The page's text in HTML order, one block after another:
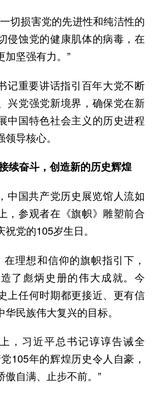
切损害党的先进性和纯洁性的
侵蚀党的健康肌体的病毒，在
加坚强有力。”
记重要讲话指引百年大党不断
兴党强党新境界，确保党在新
中国特色社会主义的历史进程
导核心。
续奋斗，创造新的历史辉煌
中国共产党历史展览馆人流如
，参观者在《旗帜》雕塑前合
党的105岁生日。
在理想和信仰的旗帜指引下，
了彪炳史册的伟大成就。今
上任何时期都更接近、更有信
民族伟大复兴的目标。
，习近平总书记谆谆告诫全
105年的辉煌历史令人自豪，
傲自满、止步不前。”